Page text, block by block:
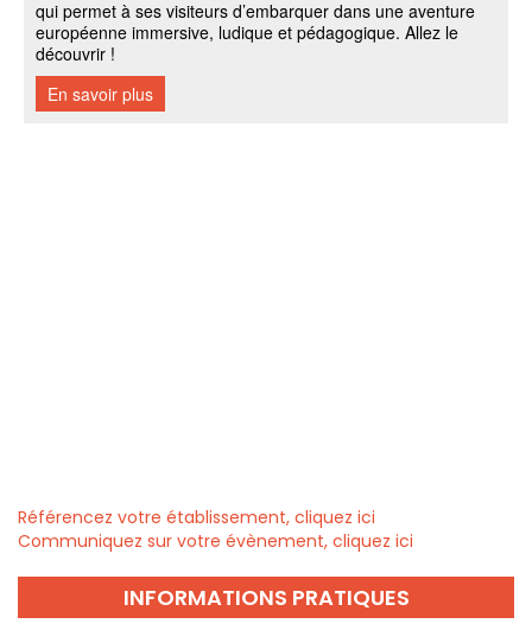
Référencez votre établissement, cliquez ici
Communiquez sur votre évènement, cliquez ici
INFORMATIONS PRATIQUES